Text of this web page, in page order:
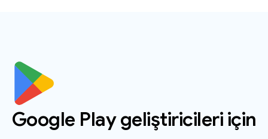
Google Play geliştiricileri için